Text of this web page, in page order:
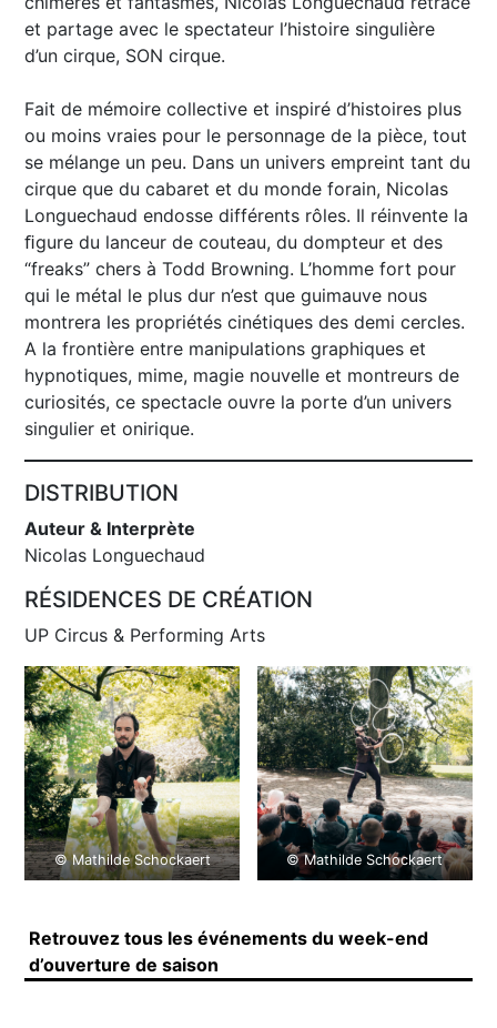
et partage avec le spectateur l’histoire singulière
d’un cirque, SON cirque.
Fait de mémoire collective et inspiré d’histoires plus
ou moins vraies pour le personnage de la pièce, tout
se mélange un peu. Dans un univers empreint tant du
cirque que du cabaret et du monde forain, Nicolas
Longuechaud endosse différents rôles. Il réinvente la
ﬁgure du lanceur de couteau, du dompteur et des
“freaks” chers à Todd Browning. L’homme fort pour
qui le métal le plus dur n’est que guimauve nous
montrera les propriétés cinétiques des demi cercles.
A la frontière entre manipulations graphiques et
hypnotiques, mime, magie nouvelle et montreurs de
curiosités, ce spectacle ouvre la porte d’un univers
singulier et onirique.
DISTRIBUTION
Auteur & Interprète
Nicolas Longuechaud
RÉSIDENCES DE CRÉATION
UP Circus & Performing Arts
© Mathilde Schockaert © Mathilde Schockaert
Retrouvez tous les événements du week-end
d’ouverture de saison